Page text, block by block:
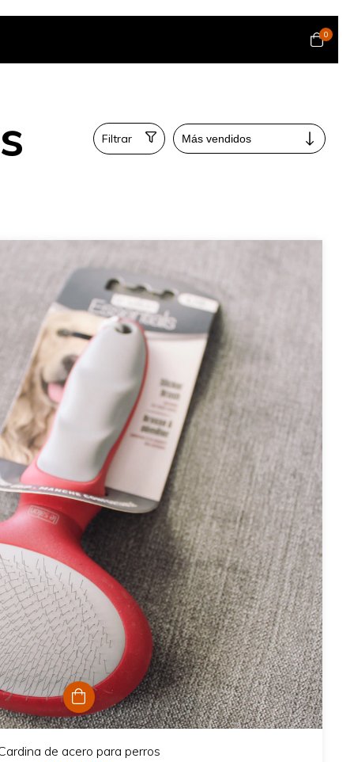
0
Filtrar
de acero para perros